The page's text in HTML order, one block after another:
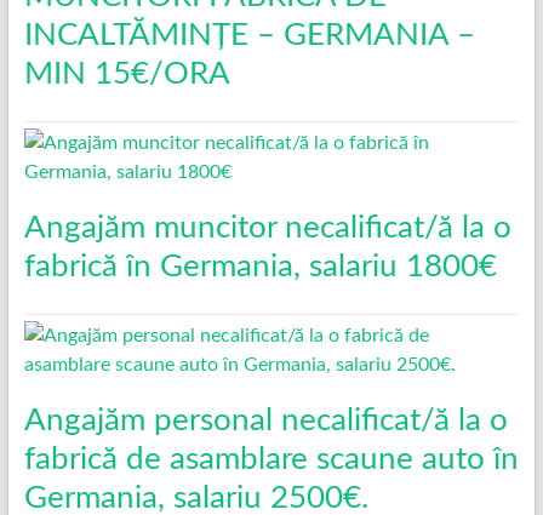
INCALTĂMINȚE – GERMANIA –
MIN 15€/ORA
Angajăm muncitor necalificat/ă la o
fabrică în Germania, salariu 1800€
Angajăm personal necalificat/ă la o
fabrică de asamblare scaune auto în
Germania, salariu 2500€.